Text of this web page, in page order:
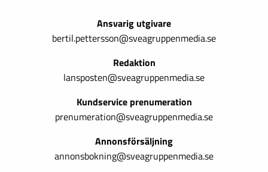
Ansvarig utgivare
bertil.pettersson@sveagruppenmedia.se
Redaktion
lansposten@sveagruppenmedia.se
Kundservice prenumeration
prenumeration@sveagruppenmedia.se
Annonsförsäljning
annonsbokning@sveagruppenmedia.se